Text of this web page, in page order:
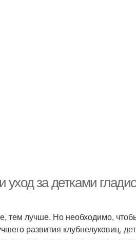
уход за детками
тем лучше. Но необходимо,
развития клубнелуковиц,